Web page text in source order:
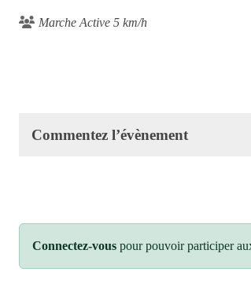
Marche Active 5 km/h
Commentez l’évènement
Connectez-vous pour pouvoir participer